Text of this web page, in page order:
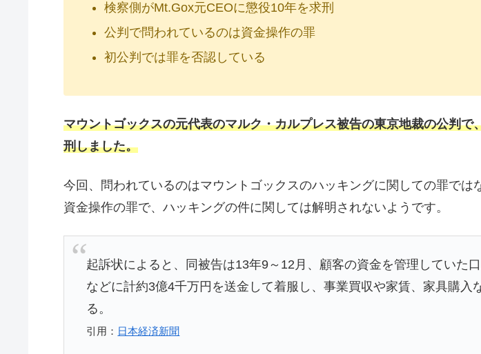
検察側がMt.Gox元CEOに懲役10年を求刑
公判で問われているのは資金操作の罪
初公判では罪を否認している
マウントゴックスの元代表のマルク・カルプレス被告の東京地裁の公判で
刑しました。
今回、問われているのはマウントゴックスのハッキングに関しての罪では
資金操作の罪で、ハッキングの件に関しては解明されないようです。
起訴状によると、同被告は13年9～12月、顧客の資金を管理していた
などに計約3億4千万円を送金して着服し、事業買収や家賃、家具購入
る。
引用： 日本経済新聞